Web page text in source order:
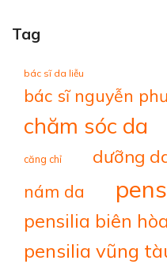
Tag
bác sĩ da liễu
bác sĩ nguyễn
chăm sóc da
căng chỉ dưỡng
nám da
pensilia biên hòa
pensilia vũng